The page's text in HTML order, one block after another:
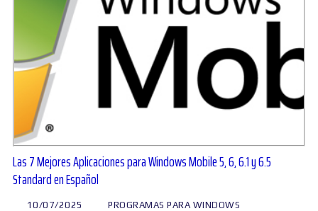
Las 7 Mejores Aplicaciones para Windows Mobile 5, 6, 6.1 y 6.5
Standard en Español
10/07/2025 PROGRAMAS PARA WINDOWS